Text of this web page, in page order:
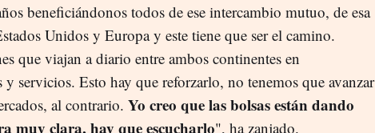
beneficiándonos todos de ese intercambio mutuo, de esa
Unidos y Europa y este tiene que ser el camino.
que viajan a diario entre ambos continentes en
y servicios. Esto hay que reforzarlo, no tenemos que avanzar
al contrario. Yo creo que las bolsas están dando
muy clara, hay que escucharlo", ha zanjado.